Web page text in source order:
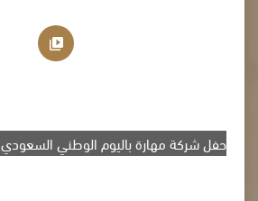
حفل شركة مهارة باليوم الوطني السعودي 91 - 2021